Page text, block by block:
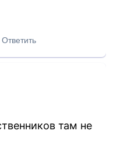
Ответить
там не